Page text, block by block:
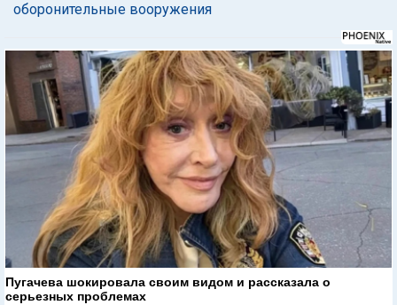
оборонительные вооружения
Пугачева шокировала своим видом и рассказала о
серьезных проблемах